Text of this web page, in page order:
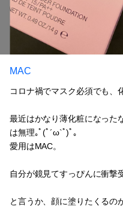
MAC
コロナ禍でマスク必須でも、
最近はかなり薄化粧になった
は無理｡ﾟ(ﾟ´ω`ﾟ)ﾟ｡
愛用はMAC。
自分が鏡見てすっぴんに衝撃
と言うか、顔に塗りたくるの